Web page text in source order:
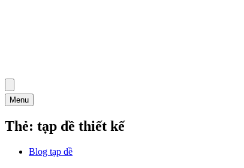
Menu
Thẻ: tạp dề thiết kế
Blog tạp dề